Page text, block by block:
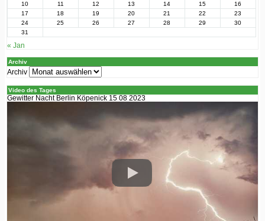
10
11 12 13 14 15
16
17
18 19 20 21 22
23
24
25 26 27 28 29
30
31
« Jan
Archiv
Archiv
Video des Tages
Gewitter Nacht Berlin Köpenick 15 08 2023